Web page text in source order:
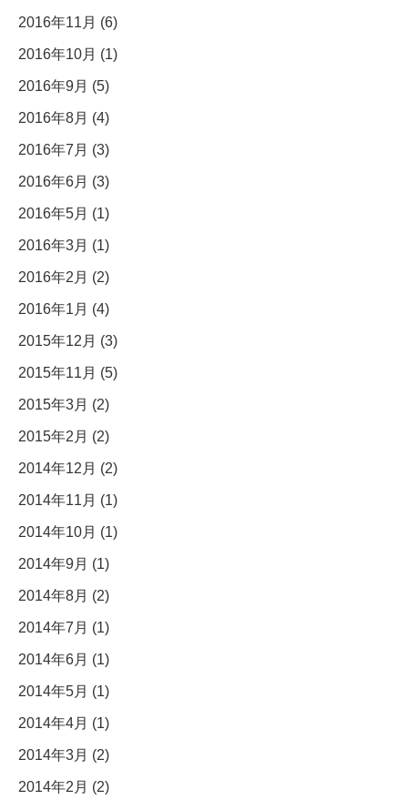
2016年11月 (6)
2016年10月 (1)
2016年9月 (5)
2016年8月 (4)
2016年7月 (3)
2016年6月 (3)
2016年5月 (1)
2016年3月 (1)
2016年2月 (2)
2016年1月 (4)
2015年12月 (3)
2015年11月 (5)
2015年3月 (2)
2015年2月 (2)
2014年12月 (2)
2014年11月 (1)
2014年10月 (1)
2014年9月 (1)
2014年8月 (2)
2014年7月 (1)
2014年6月 (1)
2014年5月 (1)
2014年4月 (1)
2014年3月 (2)
2014年2月 (2)